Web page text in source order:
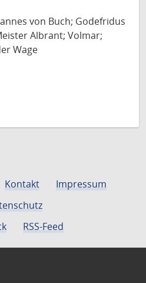
von Buch; Godefridus
Albrant; Volmar;
Wage
Kontakt
Impressum
RSS-Feed